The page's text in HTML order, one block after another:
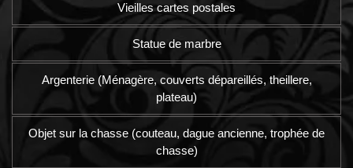
Vieilles cartes postales
Statue de marbre
Argenterie (Ménagère, couverts dépareillés, theillere,
plateau)
Objet sur la chasse (couteau, dague ancienne, trophée de
chasse)